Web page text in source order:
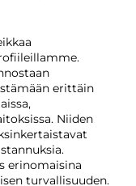
erittäin
Niiden
erinomaisina
turvallisuuden.